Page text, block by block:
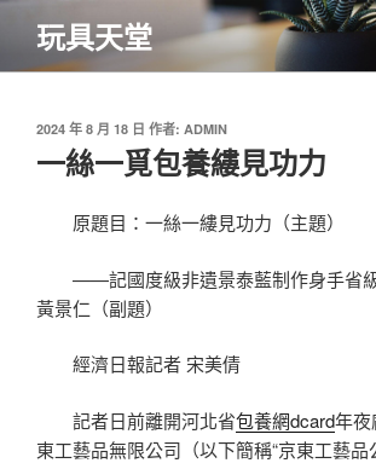
主
玩具天堂
發
於
2024 年 8 月 18 日 作者: ADMIN
一絲一覓包養縷見功力
原題目：一絲一縷見功力（主題）
——記國度級非遺景泰藍制作身手省
黃景仁（副題）
經濟日報記者 宋美倩
記者日前離開河北省包養網dcard年夜
東工藝品無限公司（以下簡稱“京東工藝品